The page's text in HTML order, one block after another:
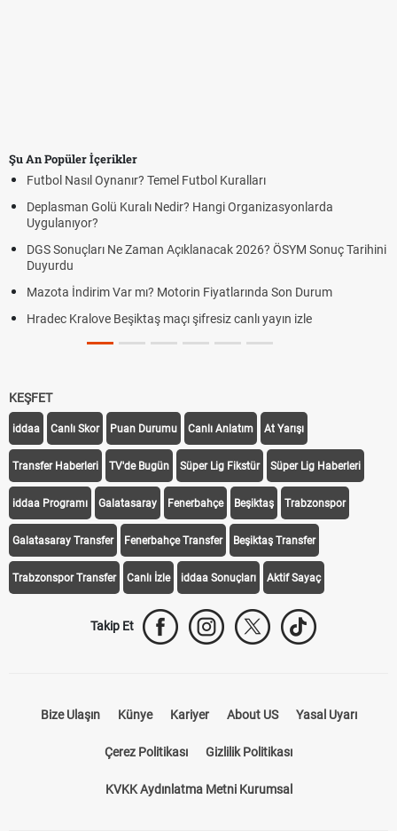
Şu An Popüler İçerikler
Futbol Nasıl Oynanır? Temel Futbol Kuralları
Deplasman Golü Kuralı Nedir? Hangi Organizasyonlarda
Uygulanıyor?
DGS Sonuçları Ne Zaman Açıklanacak 2026? ÖSYM Sonuç Tarihini
Duyurdu
Mazota İndirim Var mı? Motorin Fiyatlarında Son Durum
Hradec Kralove Beşiktaş maçı şifresiz canlı yayın izle
KEŞFET
iddaa Canlı Skor Puan Durumu Canlı Anlatım At Yarışı
Transfer Haberleri TV'de Bugün Süper Lig Fikstür Süper Lig Haberleri
iddaa Programı Galatasaray Fenerbahçe Beşiktaş Trabzonspor
Galatasaray Transfer Fenerbahçe Transfer Beşiktaş Transfer
Trabzonspor Transfer Canlı İzle iddaa Sonuçları Aktif Sayaç
Takip Et
Bize Ulaşın Künye Kariyer About US Yasal Uyarı
Çerez Politikası Gizlilik Politikası
KVKK Aydınlatma Metni Kurumsal